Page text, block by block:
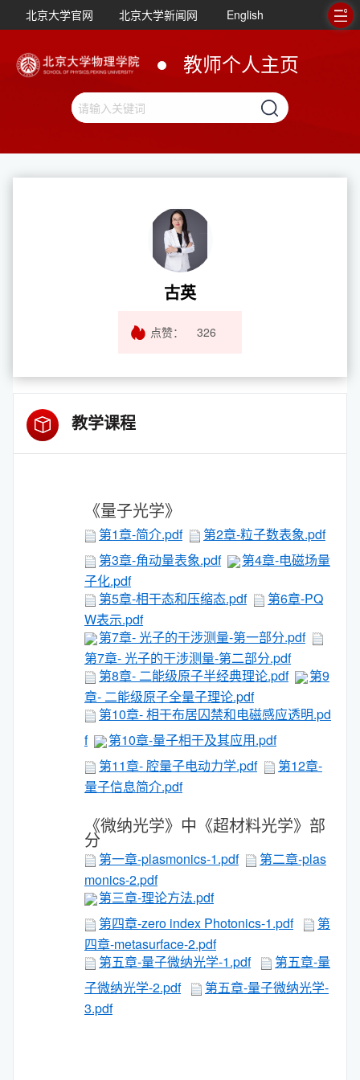
北京大学官网 北京大学新闻网 English
教师个人主页
古英
点赞： 326
教学课程
《量子光学》
第1章-简介.pdf
第2章-粒子数表象.pdf
第3章-角动量表象.pdf
第4章-电磁场量
子化.pdf
第5章-相干态和压缩态.pdf
第6章-PQ
W表示.pdf
第7章- 光子的干涉测量-第一部分.pdf
第7章- 光子的干涉测量-第二部分.pdf
第8章- 二能级原子半经典理论.pdf
第9
章- 二能级原子全量子理论.pdf
第10章- 相干布居囚禁和电磁感应透明.pd
f
第10章-量子相干及其应用.pdf
第11章- 腔量子电动力学.pdf
第12章-
量子信息简介.pdf
《微纳光学》中《超材料光学》部
分
第一章-plasmonics-1.pdf
第二章-plas
monics-2.pdf
第三章-理论方法.pdf
第四章-zero index Photonics-1.pdf
第
四章-metasurface-2.pdf
第五章-量子微纳光学-1.pdf
第五章-量
子微纳光学-2.pdf
第五章-量子微纳光学-
3.pdf